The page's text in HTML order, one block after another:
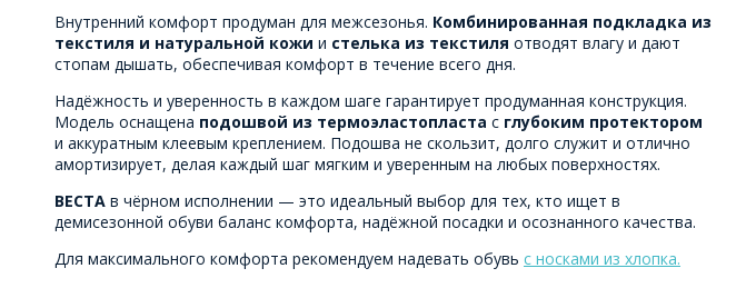
Внутренний комфорт продуман для межсезонья. Комбинированная подкладка из
текстиля и натуральной кожи и стелька из текстиля отводят влагу и дают
стопам дышать, обеспечивая комфорт в течение всего дня.
Надёжность и уверенность в каждом шаге гарантирует продуманная конструкция.
Модель оснащена подошвой из термоэластопласта с глубоким протектором
и аккуратным клеевым креплением. Подошва не скользит, долго служит и отлично
амортизирует, делая каждый шаг мягким и уверенным на любых поверхностях.
ВЕСТА в чёрном исполнении — это идеальный выбор для тех, кто ищет в
демисезонной обуви баланс комфорта, надёжной посадки и осознанного качества.
Для максимального комфорта рекомендуем надевать обувь с носками из хлопка.